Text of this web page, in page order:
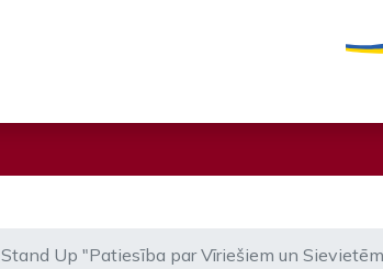
Stand Up "Patiesība par Vīriešiem un